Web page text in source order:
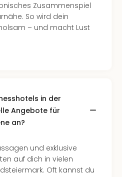
Zusammenspiel
So wird dein
– und macht Lust
in der
Angebote für
an?
und exklusive
auf dich in vielen
Oft kannst du